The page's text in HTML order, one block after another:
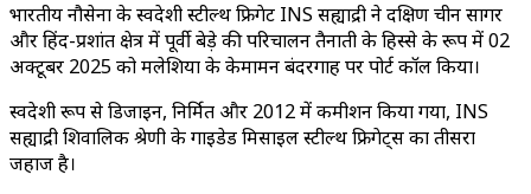
भारतीय नौसेना के स्वदेशी स्टील्थ फ्रिगेट INS सह्याद्री ने दक्षिण चीन सागर
और हिंद-प्रशांत क्षेत्र में पूर्वी बेड़े की परिचालन तैनाती के हिस्से के रूप में 02
अक्टूबर 2025 को मलेशिया के केमामन बंदरगाह पर पोर्ट कॉल किया।
स्वदेशी रूप से डिजाइन, निर्मित और 2012 में कमीशन किया गया, INS
सह्याद्री शिवालिक श्रेणी के गाइडेड मिसाइल स्टील्थ फ्रिगेट्स का तीसरा
जहाज है।